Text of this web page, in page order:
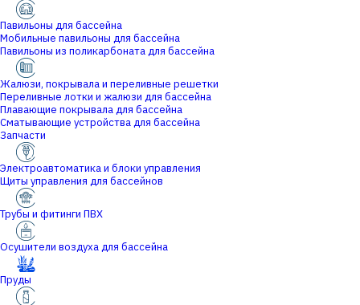
Павильоны для бассейна
Мобильные павильоны для бассейна
Павильоны из поликарбоната для бассейна
Жалюзи, покрывала и переливные решетки
Переливные лотки и жалюзи для бассейна
Плавающие покрывала для бассейна
Сматывающие устройства для бассейна
Запчасти
Электроавтоматика и блоки управления
Щиты управления для бассейнов
Трубы и фитинги ПВХ
Осушители воздуха для бассейна
Пруды